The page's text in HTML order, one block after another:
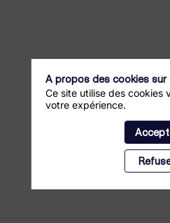
A propos des cookies sur
Ce site utilise des cookies
votre expérience.